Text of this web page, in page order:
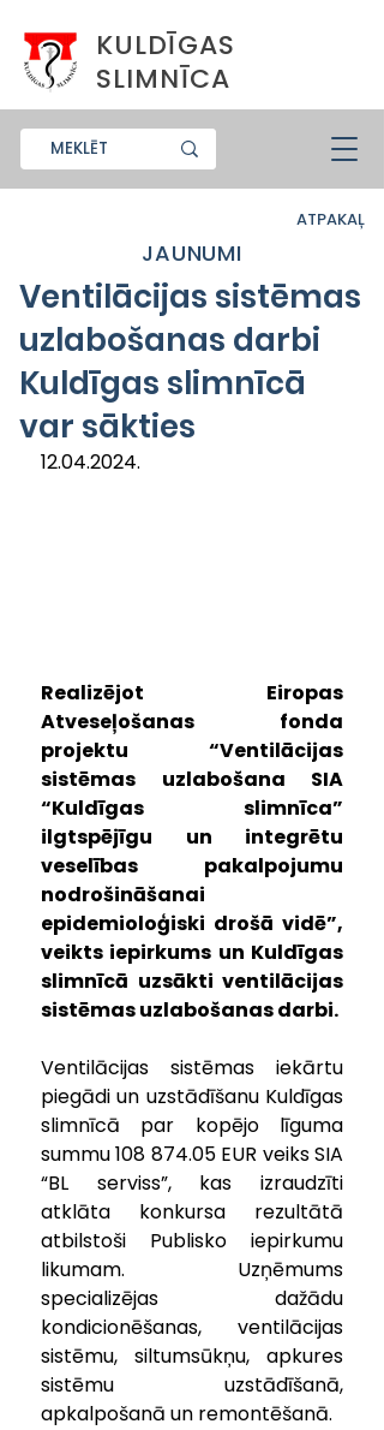
KULDĪGAS
SLIMNĪCA
ATPAKAĻ
JAUNUMI
Ventilācijas sistēmas
uzlabošanas darbi
Kuldīgas slimnīcā
var sākties
12.04.2024.
Realizējot Eiropas
Atveseļošanas fonda
projektu “Ventilācijas
sistēmas uzlabošana SIA
“Kuldīgas slimnīca”
ilgtspējīgu un integrētu
veselības pakalpojumu
nodrošināšanai
epidemioloģiski drošā vidē”,
veikts iepirkums un Kuldīgas
slimnīcā uzsākti ventilācijas
sistēmas uzlabošanas darbi.
Ventilācijas sistēmas iekārtu
piegādi un uzstādīšanu Kuldīgas
slimnīcā par kopējo līguma
summu 108 874.05 EUR veiks SIA
“BL serviss”, kas izraudzīti
atklāta konkursa rezultātā
atbilstoši Publisko iepirkumu
likumam. Uzņēmums
specializējas dažādu
kondicionēšanas, ventilācijas
sistēmu, siltumsūkņu, apkures
sistēmu uzstādīšanā,
apkalpošanā un remontēšanā.